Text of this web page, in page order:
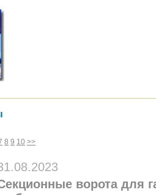
8 9 10 >>
ворота для